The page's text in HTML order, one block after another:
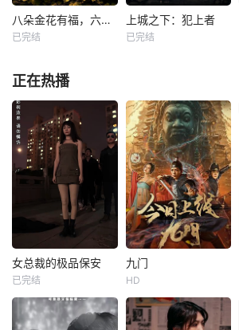
八朵金花有福，六零猎户爹进山挖宝藏
已完结
上城之下：犯上者
已完结
正在热播
女总裁的极品保安
已完结
九门
HD